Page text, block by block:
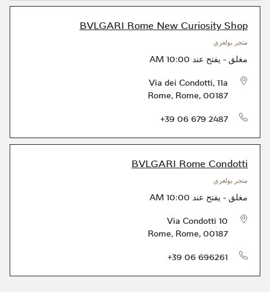
BVLGARI Rome New Curiosity Shop
متجر بولغري
مغلق - يفتح عند 10:00 AM
Via dei Condotti, 11a
Rome, Rome, 00187
+39 06 679 2487
BVLGARI Rome Condotti
متجر بولغري
مغلق - يفتح عند 10:00 AM
Via Condotti 10
Rome, Rome, 00187
+39 06 696261